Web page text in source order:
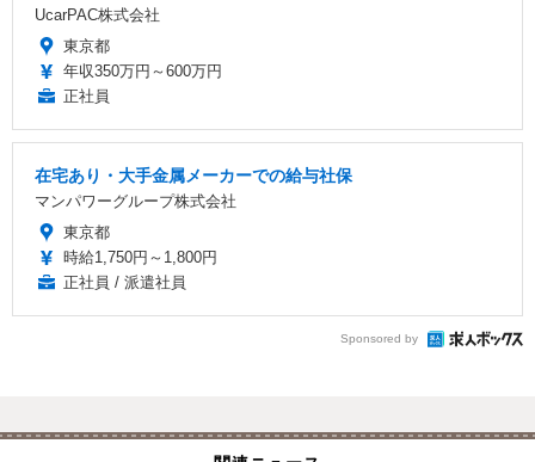
UcarPAC株式会社
東京都
年収350万円～600万円
正社員
在宅あり・大手金属メーカーでの給与社保
マンパワーグループ株式会社
東京都
時給1,750円～1,800円
正社員 / 派遣社員
Sponsored by